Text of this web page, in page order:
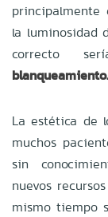
la luminosidad
correcto
blanqueamiento.
La estética de
muchos
sin
nuevos
mismo tiempo